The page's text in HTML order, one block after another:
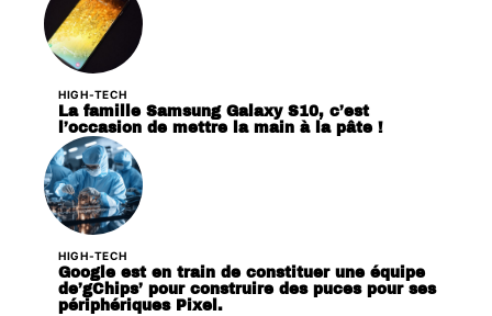
HIGH-TECH
La famille Samsung Galaxy S10, c’est
l’occasion de mettre la main à la pâte !
HIGH-TECH
Google est en train de constituer une équipe
de’gChips’ pour construire des puces pour ses
périphériques Pixel.